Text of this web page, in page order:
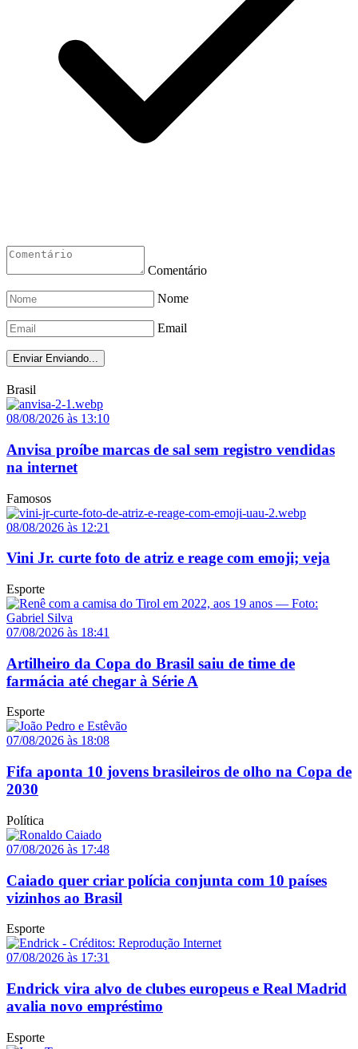
Comentário
Nome
Email
Enviar Enviando...
Brasil
08/08/2026 às 13:10
Anvisa proíbe marcas de sal sem registro vendidas
na internet
Famosos
08/08/2026 às 12:21
Vini Jr. curte foto de atriz e reage com emoji; veja
Esporte
07/08/2026 às 18:41
Artilheiro da Copa do Brasil saiu de time de
farmácia até chegar à Série A
Esporte
07/08/2026 às 18:08
Fifa aponta 10 jovens brasileiros de olho na Copa de
2030
Política
07/08/2026 às 17:48
Caiado quer criar polícia conjunta com 10 países
vizinhos ao Brasil
Esporte
07/08/2026 às 17:31
Endrick vira alvo de clubes europeus e Real Madrid
avalia novo empréstimo
Esporte